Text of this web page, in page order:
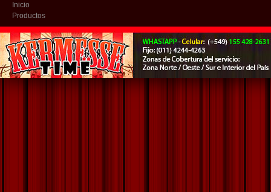
Inicio
Productos